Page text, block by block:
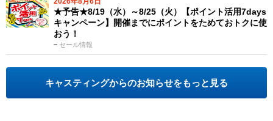
セール情報
★予告★8/19（水）～8/25（火）【ポイント活用7days
キャンペーン】開催までにポイントをためておトクに使
おう！
キャスティングからのお知らせをもっと見る